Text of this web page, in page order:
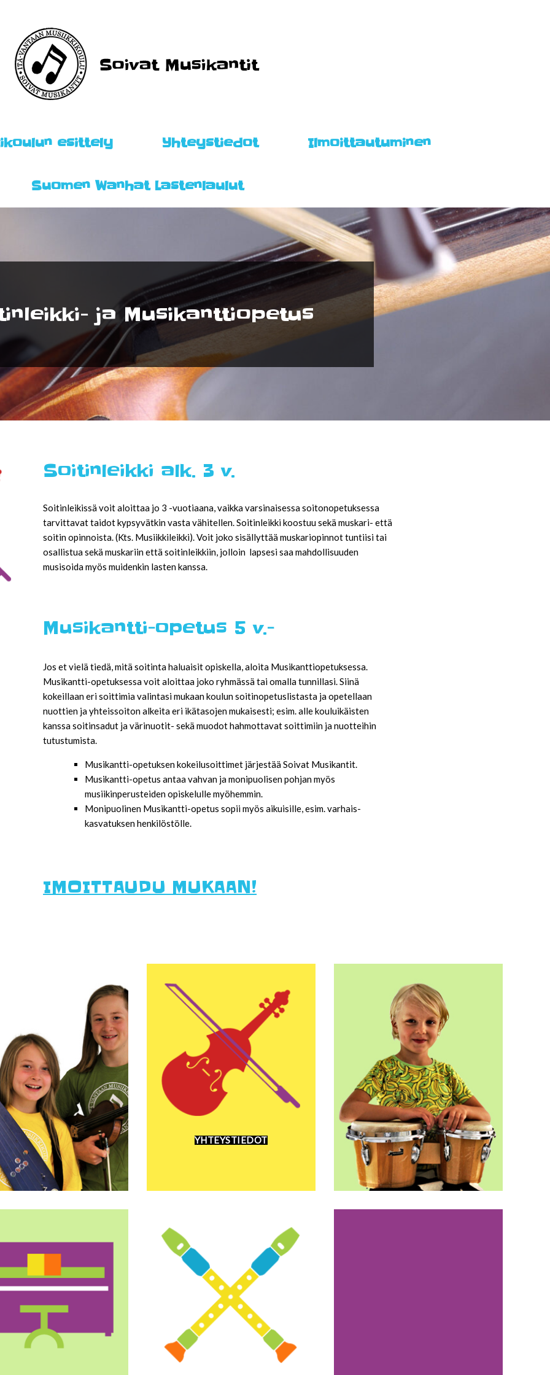
esittely Yhteystiedot Ilmoittautuminen
Suomen Wanhat Lastenlaulut
ja Musikanttiopetus
Soitinleikki alk. 3 v.
Soitinleikissä voit aloittaa jo 3 -vuotiaana, vaikka varsinaisessa soitonopetuksessa
tarvittavat taidot kypsyvätkin vasta vähitellen. Soitinleikki koostuu sekä muskari- että
soitin opinnoista. (Kts. Musiikkileikki). Voit joko sisällyttää muskariopinnot tuntiisi tai
osallistua sekä muskariin että soitinleikkiin, jolloin lapsesi saa mahdollisuuden
musisoida myös muidenkin lasten kanssa.
Musikantti-opetus 5 v.-
Jos et vielä tiedä, mitä soitinta haluaisit opiskella, aloita Musikanttiopetuksessa.
Musikantti-opetuksessa voit aloittaa joko ryhmässä tai omalla tunnillasi. Siinä
kokeillaan eri soittimia valintasi mukaan koulun soitinopetuslistasta ja opetellaan
nuottien ja yhteissoiton alkeita eri ikätasojen mukaisesti; esim. alle kouluikäisten
kanssa soitinsadut ja värinuotit- sekä muodot hahmottavat soittimiin ja nuotteihin
tutustumista.
Musikantti-opetuksen kokeilusoittimet järjestää Soivat Musikantit.
Musikantti-opetus antaa vahvan ja monipuolisen pohjan myös
musiikinperusteiden opiskelulle myöhemmin.
Monipuolinen Musikantti-opetus sopii myös aikuisille, esim. varhais-
kasvatuksen henkilöstölle.
IMOITTAUDU MUKAAN!
YHTEYSTIEDOT